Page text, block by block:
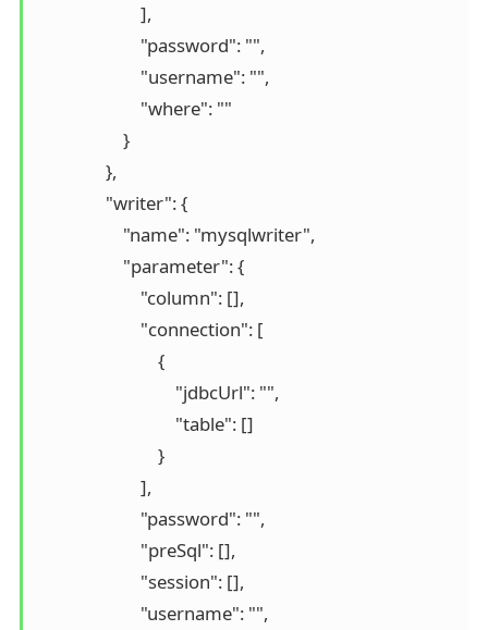
                        ],
                        "password": "", 							# 连接用户
                        "username": "", 							# 连接密码
                        "where": ""									# 描述筛选条件
                    }
                },
                "writer": {
                    "name": "mysqlwriter",							# 写入端
                    "parameter": {
                        "column": [], 								# 需要同步的列
                        "connection": [
                            {
                                "jdbcUrl": "", 						# 连接信息
                                "table": []							# 连接表
                            }
                        ],
                        "password": "", 							# 连接密码
                        "preSql": [], 								# 同步前. 要做的事
                        "session": [],
                        "username": "",								# 连接用户